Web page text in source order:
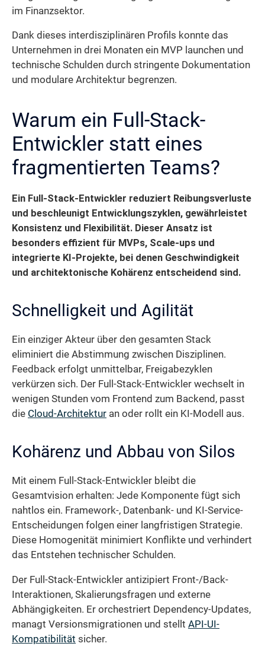
im Finanzsektor.
Dank dieses interdisziplinären Profils konnte das
Unternehmen in drei Monaten ein MVP launchen und
technische Schulden durch stringente Dokumentation
und modulare Architektur begrenzen.
Warum ein Full-Stack-
Entwickler statt eines
fragmentierten Teams?
Ein Full-Stack-Entwickler reduziert Reibungsverluste
und beschleunigt Entwicklungszyklen, gewährleistet
Konsistenz und Flexibilität. Dieser Ansatz ist
besonders effizient für MVPs, Scale-ups und
integrierte KI-Projekte, bei denen Geschwindigkeit
und architektonische Kohärenz entscheidend sind.
Schnelligkeit und Agilität
Ein einziger Akteur über den gesamten Stack
eliminiert die Abstimmung zwischen Disziplinen.
Feedback erfolgt unmittelbar, Freigabezyklen
verkürzen sich. Der Full-Stack-Entwickler wechselt in
wenigen Stunden vom Frontend zum Backend, passt
die Cloud-Architektur an oder rollt ein KI-Modell aus.
Kohärenz und Abbau von Silos
Mit einem Full-Stack-Entwickler bleibt die
Gesamtvision erhalten: Jede Komponente fügt sich
nahtlos ein. Framework-, Datenbank- und KI-Service-
Entscheidungen folgen einer langfristigen Strategie.
Diese Homogenität minimiert Konflikte und verhindert
das Entstehen technischer Schulden.
Der Full-Stack-Entwickler antizipiert Front-/Back-
Interaktionen, Skalierungsfragen und externe
Abhängigkeiten. Er orchestriert Dependency-Updates,
managt Versionsmigrationen und stellt API-UI-
Kompatibilität sicher.